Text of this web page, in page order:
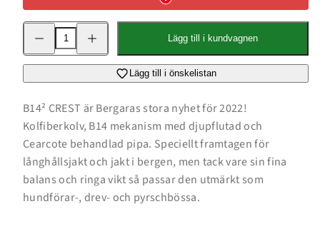
Minska
kvantitet
kvantitet
Lägg till i kundvagnen
Lägg till i önskelistan
B14² CREST är Bergaras stora nyhet för 2022!
Kolfiberkolv, B14 mekanism med djupflutad och
Cearcote behandlad pipa. Speciellt framtagen för
långhållsjakt och jakt i bergen, men tack vare sin fina
balans och ringa vikt så passar den utmärkt som
hundförar-, drev- och pyrschbössa.